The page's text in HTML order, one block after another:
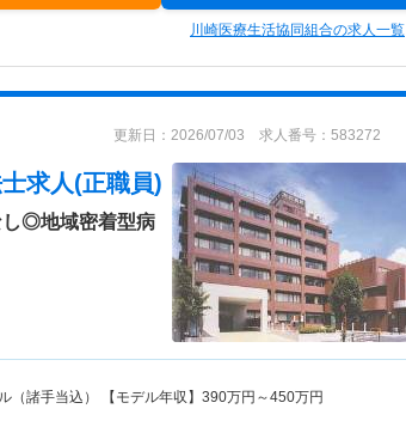
川崎医療生活協同組合の求人一覧
更新日：2026/07/03 求人番号：583272
求人(正職員)
し◎地域密着型病
（諸手当込） 【モデル年収】 390万円～450万円